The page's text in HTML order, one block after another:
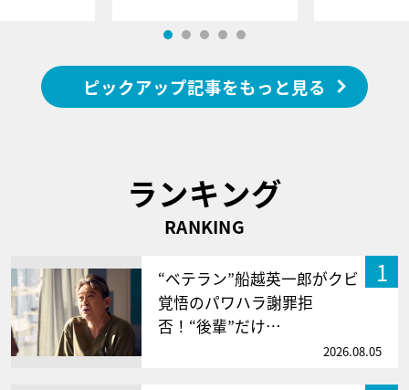
ピックアップ記事をもっと見る
ランキング
RANKING
1
“ベテラン”船越英一郎がクビ
覚悟のパワハラ謝罪拒
否！“後輩”だけ…
2026.08.05